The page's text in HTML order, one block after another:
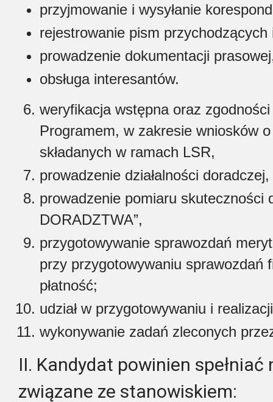
przyjmowanie i wysyłanie
rejestrowanie pism
prowadzenie dokumentacji
obsługa interesantów.
weryfikacja wstępna oraz
Programem, w zakresie wniosków
składanych w ramach LSR,
prowadzenie działalności doradczej,
prowadzenie pomiaru skuteczności
DORADZTWA”,
przygotowywanie sprawozdań
przy przygotowywaniu sprawozdań
płatność;
udział w przygotowywaniu i
wykonywanie zadań zleconych
II. Kandydat powinien
związane ze stanowiskiem: